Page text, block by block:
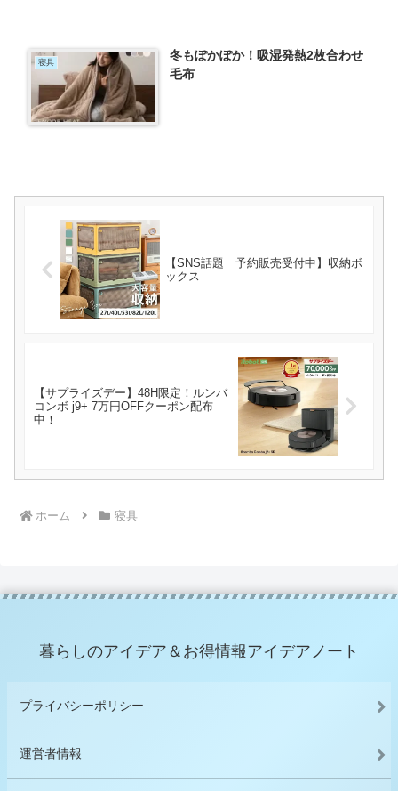
寝具
冬もぽかぽか！吸湿発熱2枚合わせ
毛布
【SNS話題 予約販売受付中】収納ボ
ックス
【サプライズデー】48H限定！ルンバ
コンボ j9+ 7万円OFFクーポン配布
中！
ホーム 寝具
暮らしのアイデア＆お得情報アイデアノート
プライバシーポリシー
運営者情報